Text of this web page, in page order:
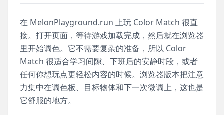
在 MelonPlayground.run 上玩 Color Match 很直
接。打开页面，等待游戏加载完成，然后就在浏览器
里开始调色。它不需要复杂的准备，所以 Color
Match 很适合学习间隙、下班后的安静时段，或者
任何你想玩点更轻松内容的时候。浏览器版本把注意
力集中在调色板、目标物体和下一次微调上，这也是
它舒服的地方。